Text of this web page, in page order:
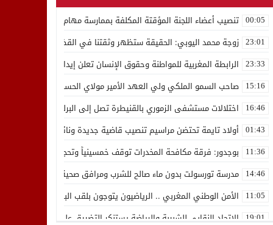
00:05 تنصيب أعضاء اللجنة المؤقتة المكلفة بممارسة مهام المجلس الوطني
23:01 زوجة محمد اليوبي: الحقيقة ستظهر وثقتنا في القضاء ثابتة
23:33 الرابطة المغربية للمواطنة وحقوق الإنسان تعلن إيداع رئيسها
15:16 صاحب السمو الملكي ولي العهد الأمير مولاي الحسن يدشن “برج
16:46 اختلالات مستشفى الزموري بالقنيطرة تصل إلى البرلمان واستقالة
01:43 أولاد تايمة تحتضن مراسيم تنصيب قاضية جديدة ونائب لوكيل الملك
11:36 بوجدور: فرقة مكافحة المخدرات توقف خمسينياً وتحجز 10 كيلوغرامات من الشيرا
14:46 مدرسة تورسولت بدون ماء صالح للشرب ومرافق صحية في وضعية
11:05 الأمن الوطني المغربي .. الرياضيون يتوجون بلقب البطولة العربية
19:01 الاتحاد النقابي للشبيبة والرياضة يستنكر التضييق على الموظفين